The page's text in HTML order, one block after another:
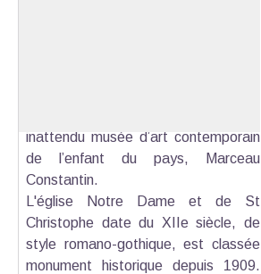
inattendu musée d’art contemporain
de l’enfant du pays, Marceau
Constantin.
L'église Notre Dame et de St
Christophe date du XIIe siècle, de
style romano-gothique, est classée
monument historique depuis 1909.